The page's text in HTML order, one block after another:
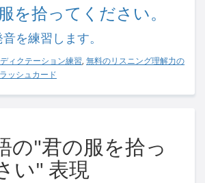
を拾ってください。
を練習します。
ィクテーション練習, 無料のリスニング理解力の
ッシュカード
の"君の服を拾っ
い" 表現